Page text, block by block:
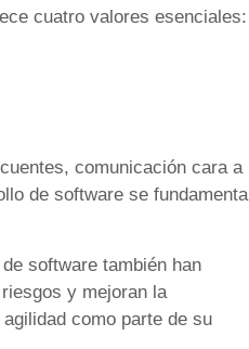
cuatro valores esenciales:
comunicación cara a
de software se fundamenta
software también han
y mejoran la
como parte de su